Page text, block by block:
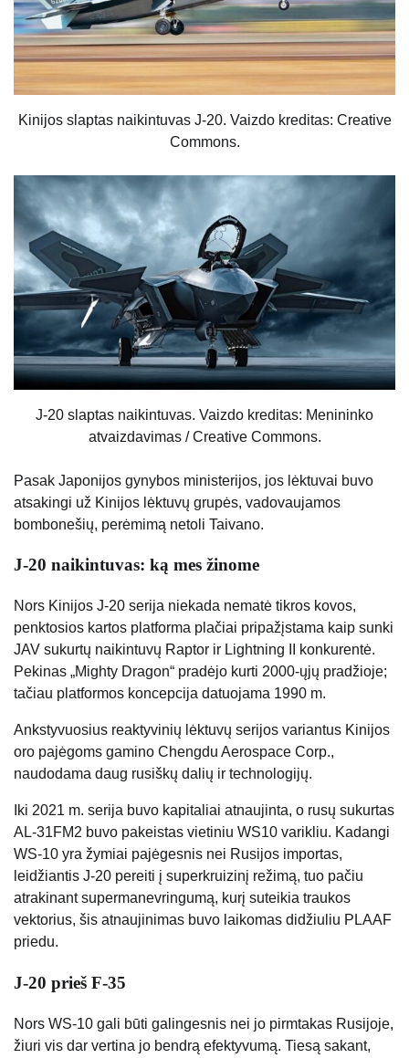
Kinijos slaptas naikintuvas J-20. Vaizdo kreditas: Creative
Commons.
J-20 slaptas naikintuvas. Vaizdo kreditas: Menininko
atvaizdavimas / Creative Commons.
Pasak Japonijos gynybos ministerijos, jos lėktuvai buvo
atsakingi už Kinijos lėktuvų grupės, vadovaujamos
bombonešių, perėmimą netoli Taivano.
J-20 naikintuvas: ką mes žinome
Nors Kinijos J-20 serija niekada nematė tikros kovos,
penktosios kartos platforma plačiai pripažįstama kaip sunki
JAV sukurtų naikintuvų Raptor ir Lightning II konkurentė.
Pekinas „Mighty Dragon“ pradėjo kurti 2000-ųjų pradžioje;
tačiau platformos koncepcija datuojama 1990 m.
Ankstyvuosius reaktyvinių lėktuvų serijos variantus Kinijos
oro pajėgoms gamino Chengdu Aerospace Corp.,
naudodama daug rusiškų dalių ir technologijų.
Iki 2021 m. serija buvo kapitaliai atnaujinta, o rusų sukurtas
AL-31FM2 buvo pakeistas vietiniu WS10 varikliu. Kadangi
WS-10 yra žymiai pajėgesnis nei Rusijos importas,
leidžiantis J-20 pereiti į superkruizinį režimą, tuo pačiu
atrakinant supermanevringumą, kurį suteikia traukos
vektorius, šis atnaujinimas buvo laikomas didžiuliu PLAAF
priedu.
J-20 prieš F-35
Nors WS-10 gali būti galingesnis nei jo pirmtakas Rusijoje,
žiuri vis dar vertina jo bendrą efektyvumą. Tiesą sakant,